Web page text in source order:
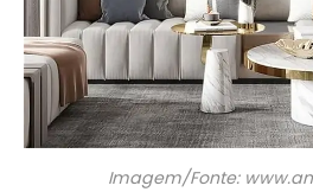
Imagem/Fonte: